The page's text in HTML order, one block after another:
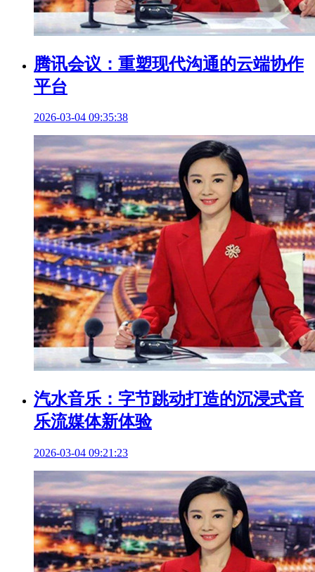
腾讯会议：重塑现代沟通的云端协作
平台
2026-03-04 09:35:38
汽水音乐：字节跳动打造的沉浸式音
乐流媒体新体验
2026-03-04 09:21:23